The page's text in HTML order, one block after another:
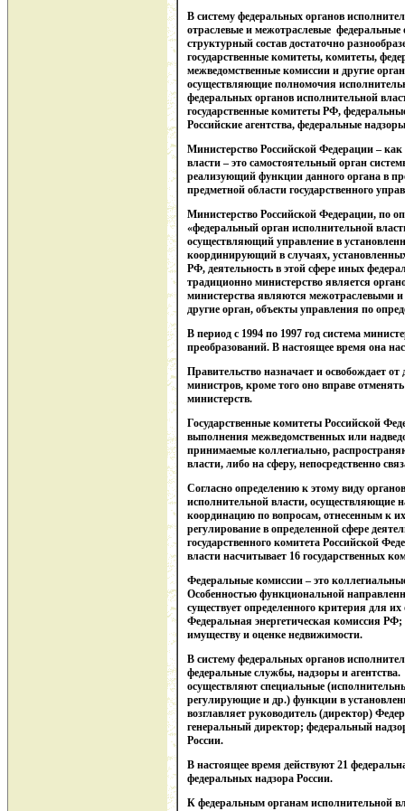
В систему федеральных органов
отраслевые и межотраслевые
структурный состав достаточно
государственные комитеты, комитеты,
межведомственные комиссии и другие
осуществляющие полномочия
федеральных органов исполнительной
государственные комитеты РФ,
Российские агентства, федеральные
Министерство Российской Федерации –
власти – это самостоятельный орган
реализующий функции данного органа в
предметной области государственного
Министерство Российской Федерации, по
«федеральный орган исполнительной
осуществляющий управление в
координирующий в случаях,
РФ, деятельность в этой сфере иных
традиционно министерство является
министерства являются межотраслевыми
другие орган, объекты управления по
В период с 1994 по 1997 год система
преобразований. В настоящее время она
Правительство назначает и освобождает
министров, кроме того оно вправе
министерств.
Государственные комитеты Российской
выполнения межведомственных или
принимаемые коллегиально,
власти, либо на сферу, непосредственно
Согласно определению к этому виду
исполнительной власти, осуществляющие
координацию по вопросам, отнесенным к
регулирование в определенной сфере
государственного комитета Российской
власти насчитывает 16 государственных
Федеральные комиссии – это
Особенностью функциональной
существует определенного критерия для
Федеральная энергетическая комиссия
имуществу и оценке недвижимости.
В систему федеральных органов
федеральные службы, надзоры и
осуществляют специальные
регулирующие и др.) функции в
возглавляет руководитель (директор)
генеральный директор; федеральный
России.
В настоящее время действуют 21
федеральных надзора России.
К федеральным органам исполнительной